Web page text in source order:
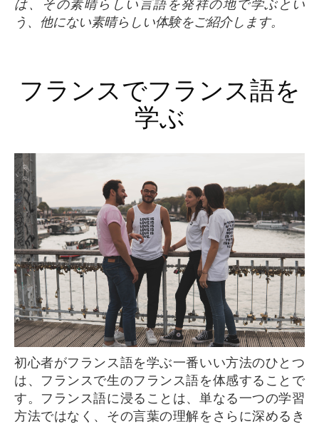
は、その素晴らしい言語を発祥の地で学ぶとい
う、他にない素晴らしい体験をご紹介します。
フランスでフランス語を
学ぶ
初心者がフランス語を学ぶ一番いい方法のひとつ
は、フランスで生のフランス語を体感することで
す。フランス語に浸ることは、単なる一つの学習
方法ではなく、その言葉の理解をさらに深めるき